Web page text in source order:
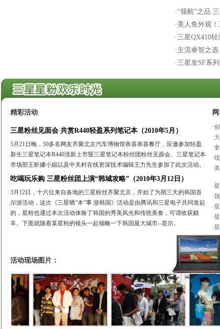
·“领航”之品
· 美人鱼外观
·三星QX410
· 主流睿智之
·三星发SF系
精彩活动
三星粉丝见面会 共赏R440轻盈系列笔记本（2010年5月）
5月21日晚，50多名网友齐聚北京汽车博物馆恭喜恭喜餐厅，应邀参加轻盈
新生三星笔记本R440清新上市暨三星笔记本粉丝团粉丝见面会。三星笔记本
市场部王昕娜小姐以及中关村在线资深技术编辑王力先生参加了此次活动。
吃喝玩乐购 三星粉丝团上演“韩城攻略”（2010年3月12日 ）
3月12日，十六位来自各地的三星粉丝齐聚北京，开始了为期三天的韩国首
尔游活动，这次《三星晒“本”事 游韩国》活动是由腾讯和三星电子共同发起
的，星粉也通过本次活动体验了韩国的秀美风光和传统美食，可谓收获颇
丰。下面就随着某星粉的镜头一起领略一下韩国最大城市--首尔。
·
·
·
·
·
·
·
·
·
·
活动现场图片：